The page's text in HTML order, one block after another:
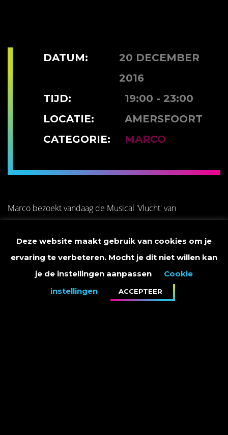
DATUM:
20 DECEMBER
2016
TIJD:
19:00 - 23:00
LOCATIE:
AMERSFOORT
CATEGORIE:
MARCO
Marco bezoekt vandaag de Musical 'Vlucht' van
Theaterschool de Springplank in de Flint in Amersfoort.
Deze website maakt gebruik van cookies om je
ervaring te verbeteren. Mocht je dit niet willen kan
je de instellingen aanpassen
Cookie
instellingen
ACCEPTEER